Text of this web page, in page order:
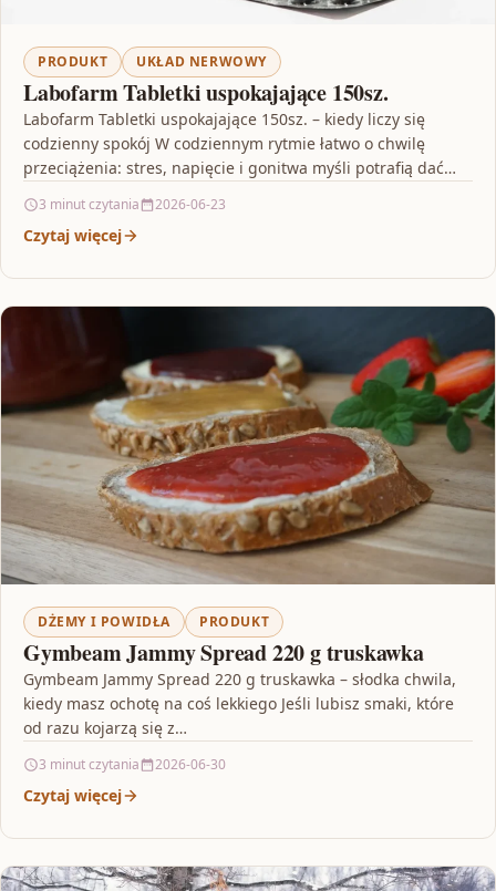
PRODUKT UKŁAD NERWOWY
Labofarm Tabletki uspokajające 150sz.
Labofarm Tabletki uspokajające 150sz. – kiedy liczy się
codzienny spokój W codziennym rytmie łatwo o chwilę
przeciążenia: stres, napięcie i gonitwa myśli potrafią dać…
3 minut czytania 2026-06-23
Czytaj więcej
DŻEMY I POWIDŁA PRODUKT
Gymbeam Jammy Spread 220 g truskawka
Gymbeam Jammy Spread 220 g truskawka – słodka chwila,
kiedy masz ochotę na coś lekkiego Jeśli lubisz smaki, które
od razu kojarzą się z…
3 minut czytania 2026-06-30
Czytaj więcej